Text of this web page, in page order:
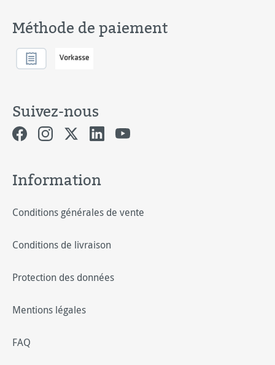
Méthode de paiement
Suivez-nous
Information
Conditions générales de vente
Conditions de livraison
Protection des données
Mentions légales
FAQ